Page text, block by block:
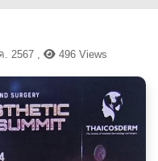
2567 , 496 Views